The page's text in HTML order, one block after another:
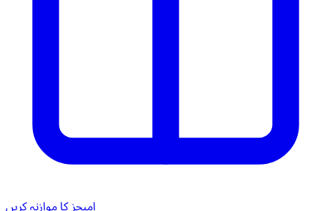
امیجز کا موازنہ کریں